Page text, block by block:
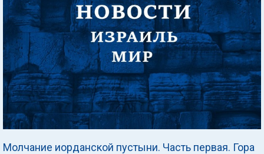
Молчание иорданской пустыни. Часть первая. Гора